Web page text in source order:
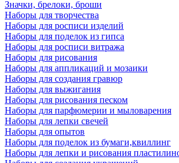
Значки, брелоки, броши
Наборы для творчества
Наборы для росписи изделий
Наборы для поделок из гипса
Наборы для росписи витража
Наборы для рисования
Наборы для аппликаций и мозаики
Наборы для создания гравюр
Наборы для выжигания
Наборы для рисования песком
Наборы для парфюмерии и мыловарения
Наборы для лепки свечей
Наборы для опытов
Наборы для поделок из бумаги,квиллинг
Наборы для лепки и рисования